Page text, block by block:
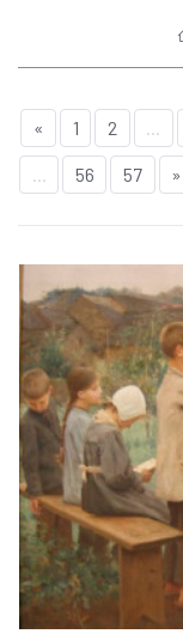
« 1 2
... 56 57 »